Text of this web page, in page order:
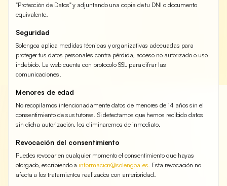
"Protección de Datos" y adjuntando una copia de tu DNI o documento
equivalente.
Seguridad
Solengoa aplica medidas técnicas y organizativas adecuadas para
proteger tus datos personales contra pérdida, acceso no autorizado o uso
indebido. La web cuenta con protocolo SSL para cifrar las
comunicaciones.
Menores de edad
No recopilamos intencionadamente datos de menores de 14 años sin el
consentimiento de sus tutores. Si detectamos que hemos recibido datos
sin dicha autorización, los eliminaremos de inmediato.
Revocación del consentimiento
Puedes revocar en cualquier momento el consentimiento que hayas
otorgado, escribiendo ainformacion@solengoa.es. Esta revocación no
afecta a los tratamientos realizados con anterioridad.